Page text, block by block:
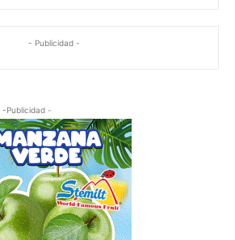
- Publicidad -
-Publicidad -